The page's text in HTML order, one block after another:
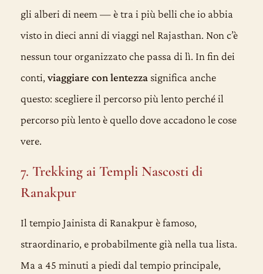
gli alberi di neem — è tra i più belli che io abbia
visto in dieci anni di viaggi nel Rajasthan. Non c’è
nessun tour organizzato che passa di lì. In fin dei
conti, viaggiare con lentezza significa anche
questo: scegliere il percorso più lento perché il
percorso più lento è quello dove accadono le cose
vere.
7. Trekking ai Templi Nascosti di
Ranakpur
Il tempio Jainista di Ranakpur è famoso,
straordinario, e probabilmente già nella tua lista.
Ma a 45 minuti a piedi dal tempio principale,